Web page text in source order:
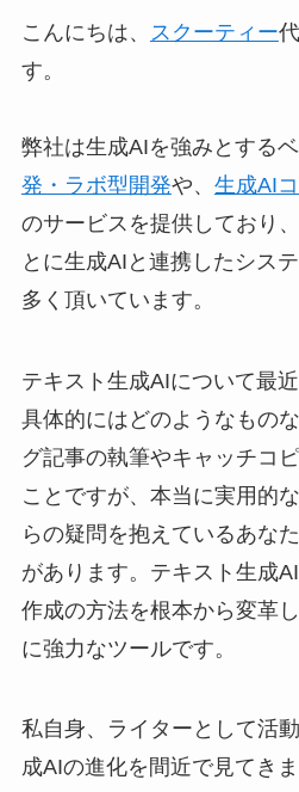
こんにちは、 スクーティー
す。
弊社は生成AIを強みとする
発・ラボ型開発や、 生成AI
のサービスを提供しており
とに生成AIと連携したシス
多く頂いています。
テキスト生成AIについて最
具体的にはどのようなもの
グ記事の執筆やキャッチコ
ことですが、本当に実用的
らの疑問を抱えているあな
があります。テキスト生成
作成の方法を根本から変革
に強力なツールです。
私自身、ライターとして活
成AIの進化を間近で見てき